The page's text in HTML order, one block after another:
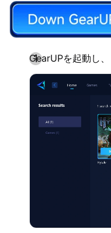
GearUPを起動し